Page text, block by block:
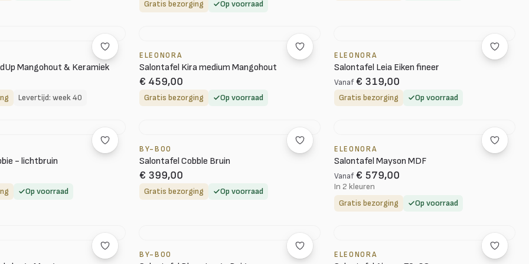
Gratis bezorging Op voorraad
Mangohout & Keramiek
Levertijd: week 40
ELEONORA
Salontafel Kira medium Mangohout
€ 459,00
Gratis bezorging Op voorraad
ELEONORA
Salontafel Leia Eiken fineer
Vanaf € 319,00
Gratis bezorging Op voorraad
- lichtbruin
Op voorraad
BY-BOO
Salontafel Cobble Bruin
€ 399,00
Gratis bezorging Op voorraad
ELEONORA
Salontafel Mayson MDF
Vanaf € 579,00
In 2 kleuren
Gratis bezorging
Op voorraad
BY-BOO ELEONORA